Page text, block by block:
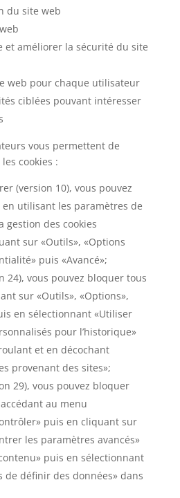
du site web
et améliorer la sécurité du site
web pour chaque utilisateur
ciblées pouvant intéresser
vous permettent de
cookies :
(version 10), vous pouvez
en utilisant les paramètres de
gestion des cookies
sur «Outils», «Options
puis «Avancé»;
24), vous pouvez bloquer tous
sur «Outils», «Options»,
en sélectionnant «Utiliser
pour l’historique»
et en décochant
provenant des sites»;
29), vous pouvez bloquer
au menu
puis en cliquant sur
les paramètres avancés»
puis en sélectionnant
de définir des données» dans